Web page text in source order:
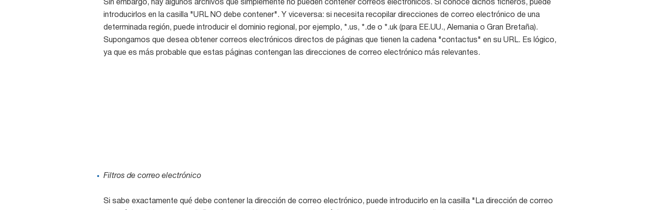
Sin embargo, hay algunos archivos que simplemente no pueden contener correos electrónicos. Si conoce dichos ficheros, puede
introducirlos en la casilla "URL NO debe contener". Y viceversa: si necesita recopilar direcciones de correo electrónico de una
determinada región, puede introducir el dominio regional, por ejemplo, *.us, *.de o *.uk (para EE.UU., Alemania o Gran Bretaña).
Supongamos que desea obtener correos electrónicos directos de páginas que tienen la cadena "contactus" en su URL. Es lógico,
ya que es más probable que estas páginas contengan las direcciones de correo electrónico más relevantes.
Filtros de correo electrónico
Si sabe exactamente qué debe contener la dirección de correo electrónico, puede introducirlo en la casilla "La dirección de correo